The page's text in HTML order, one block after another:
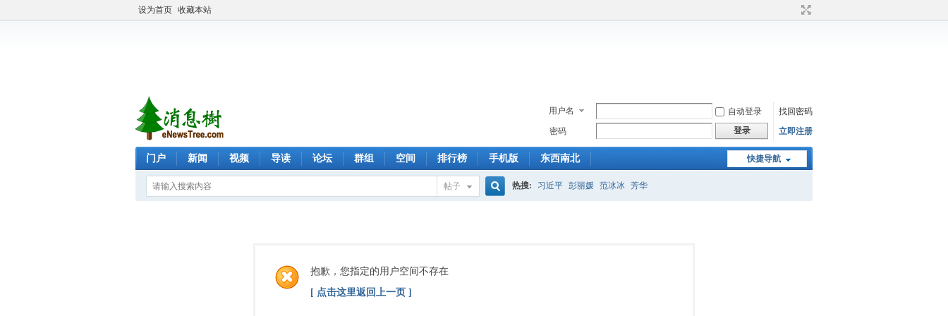
设为首页 收藏本站
用户名 自动登录
找回密码
密码
登录 立即注册
快捷导航
门户 新闻 视频 导读 论坛 群组 空间 排行榜 手机版 东西南北
帖子 热搜: 习近平 彭丽媛 范冰冰 芳华
抱歉，您指定的用户空间不存在
[ 点击这里返回上一页 ]